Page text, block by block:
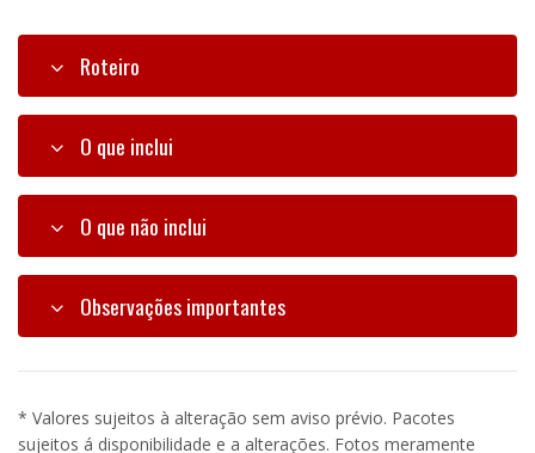
Roteiro
O que inclui
O que não inclui
Observações importantes
* Valores sujeitos à alteração sem aviso prévio. Pacotes
sujeitos á disponibilidade e a alterações. Fotos meramente